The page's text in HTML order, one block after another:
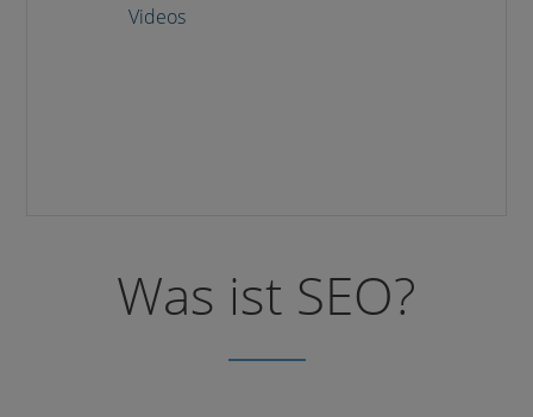
Videos
Was ist SEO?